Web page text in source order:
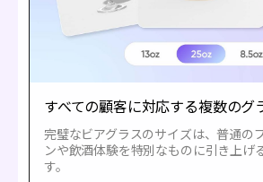
すべての顧客に対応する複数のグ
完璧なビアグラスのサイズは、普通の
ンや飲酒体験を特別なものに引き上げ
す。